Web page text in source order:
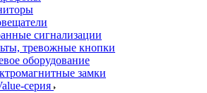
сигнализации
тревожные кнопки
оборудование
замки
серия